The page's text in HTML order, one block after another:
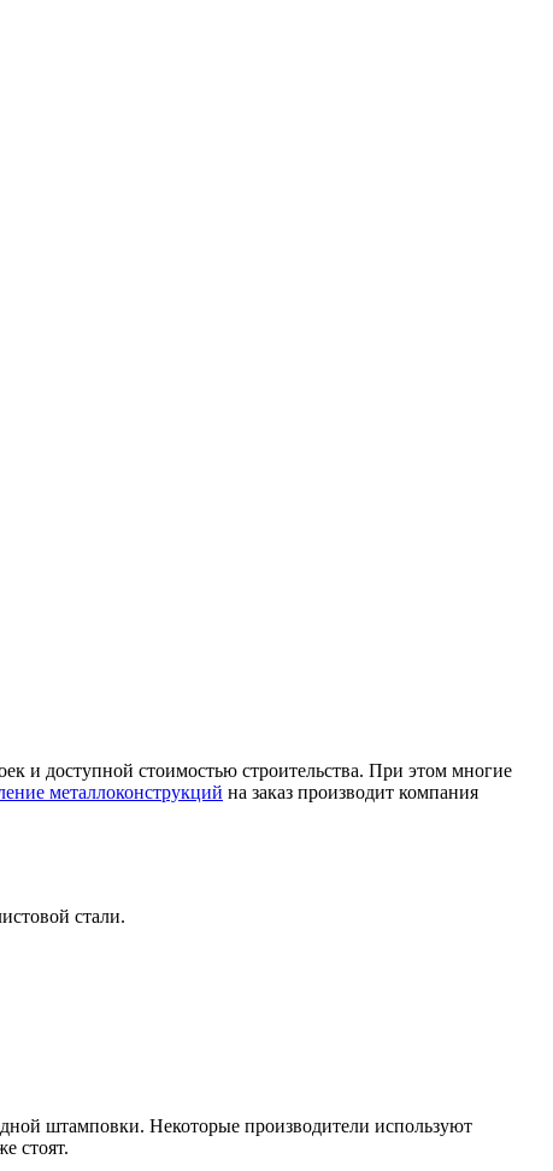
и доступной стоимостью строительства. При этом многие
металлоконструкций на заказ производит компания
стали.
штамповки. Некоторые производители используют
стоят.